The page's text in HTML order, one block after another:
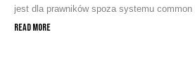
jest dla prawników spoza systemu common
Opiera się na nieobecnej w prawie cywilnym
egzekwowalnej w sądzie umowy, nie
Read More